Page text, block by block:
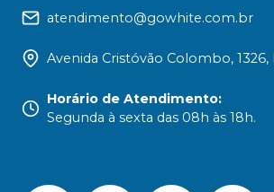
atendimento@gowhite.com.br
Avenida Cristóvão Colombo,
Horário de Atendimento:
Segunda à sexta das 08h às 18h.